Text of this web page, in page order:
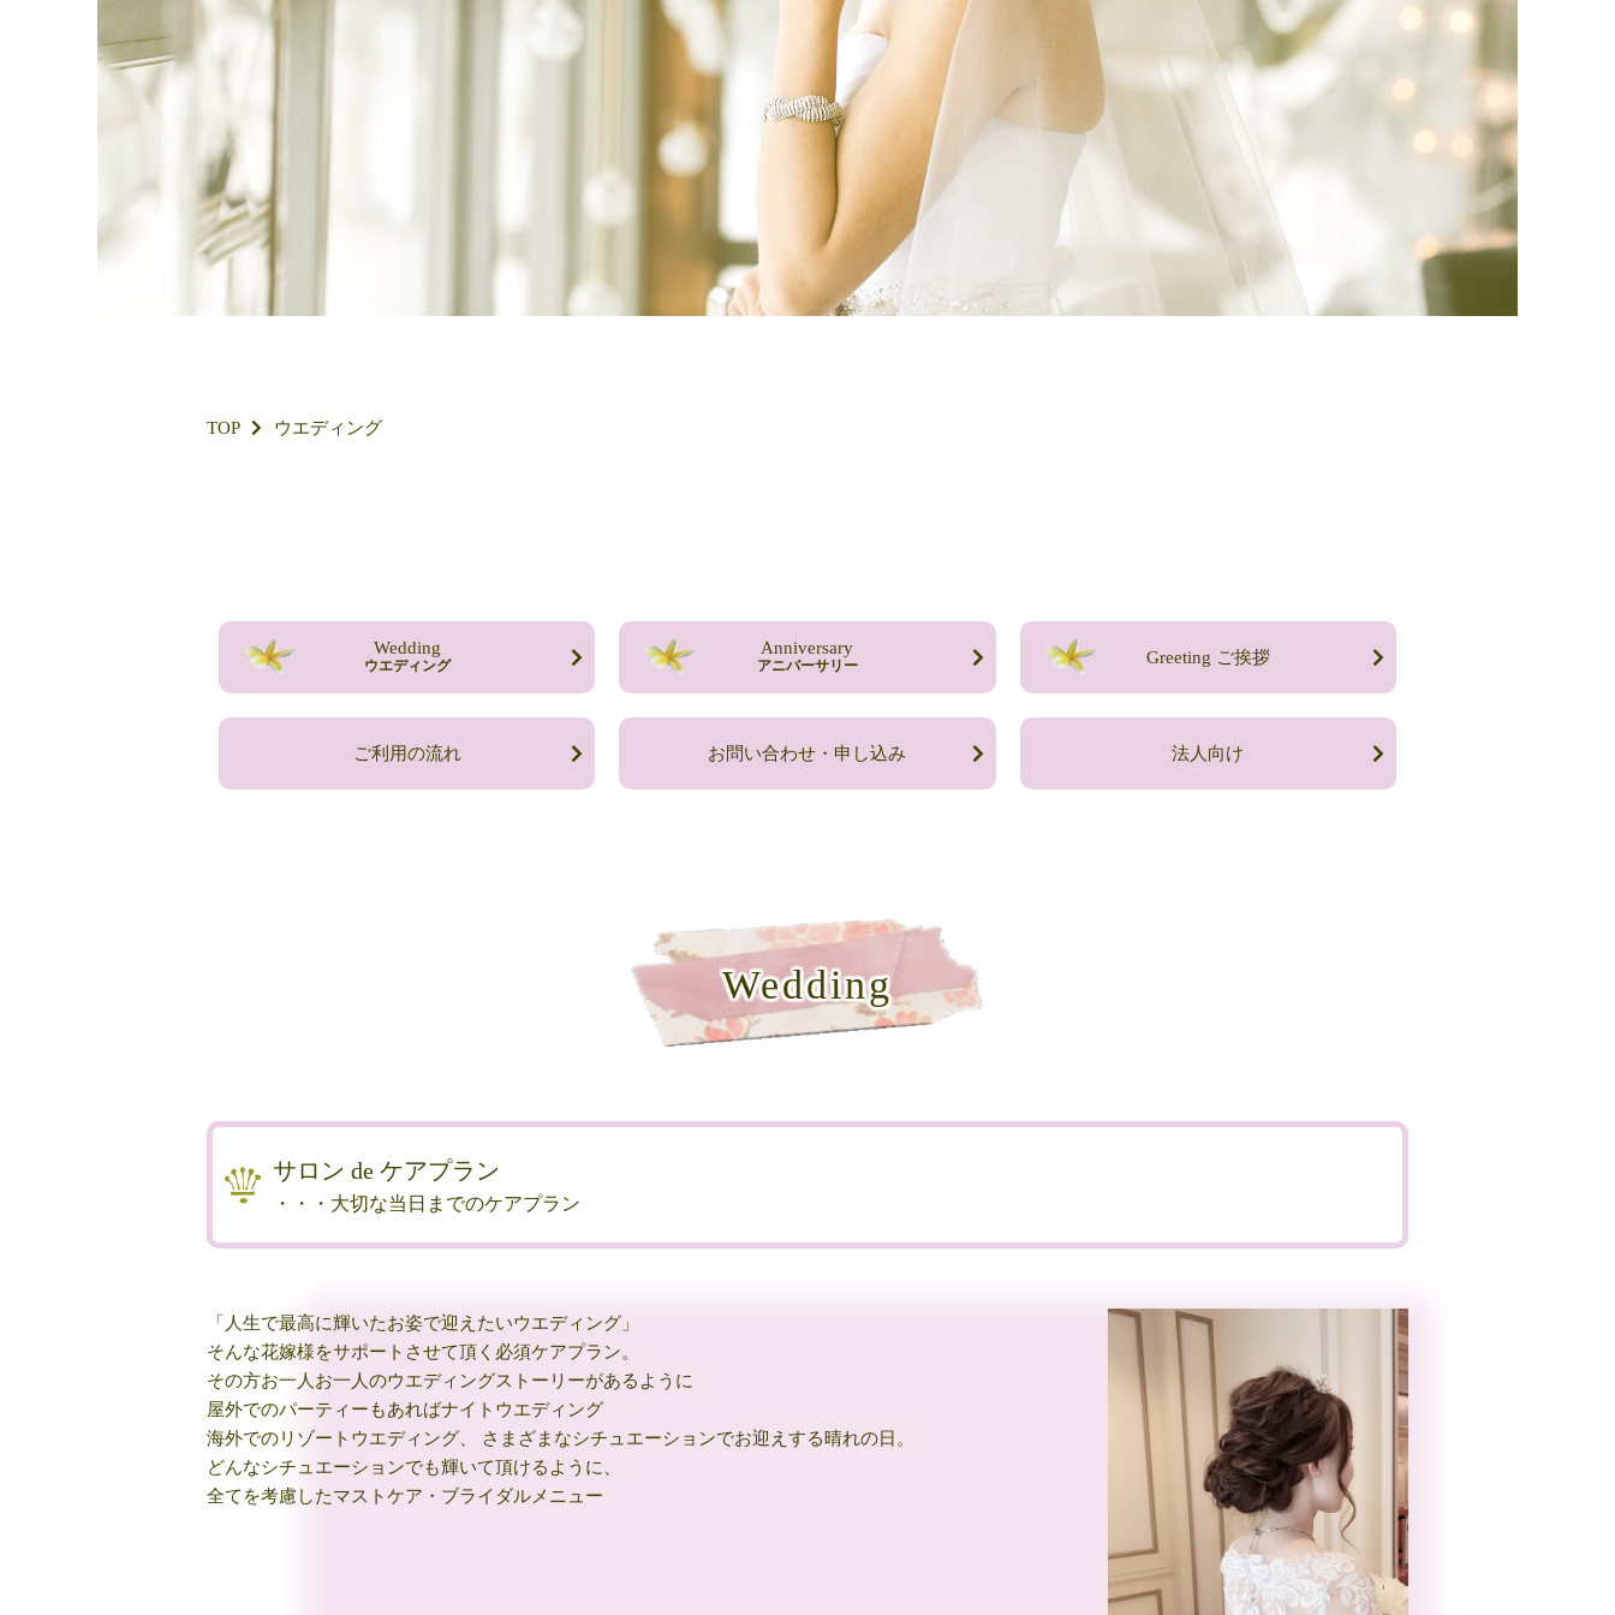
TOP ウエディング
Wedding
ウエディング
Anniversary
アニバーサリー Greeting ご挨拶
ご利用の流れ お問い合わせ・申し込み 法人向け
Wedding
サロン de ケアプラン
・・・大切な当日までのケアプラン
「人生で最高に輝いたお姿で迎えたいウエディング」
そんな花嫁様をサポートさせて頂く必須ケアプラン。
その方お一人お一人のウエディングストーリーがあるように
屋外でのパーティーもあればナイトウエディング
海外でのリゾートウエディング、 さまざまなシチュエーションでお迎えする晴れの日。
どんなシチュエーションでも輝いて頂けるように、
全てを考慮したマストケア・ブライダルメニュー